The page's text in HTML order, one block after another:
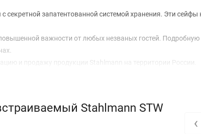
запатентованной системой хранения. Эти сейфы
важности от любых незваных гостей. Подробную
и продажу продукции Stahlmann на территории России.
Stahlmann STW
‹